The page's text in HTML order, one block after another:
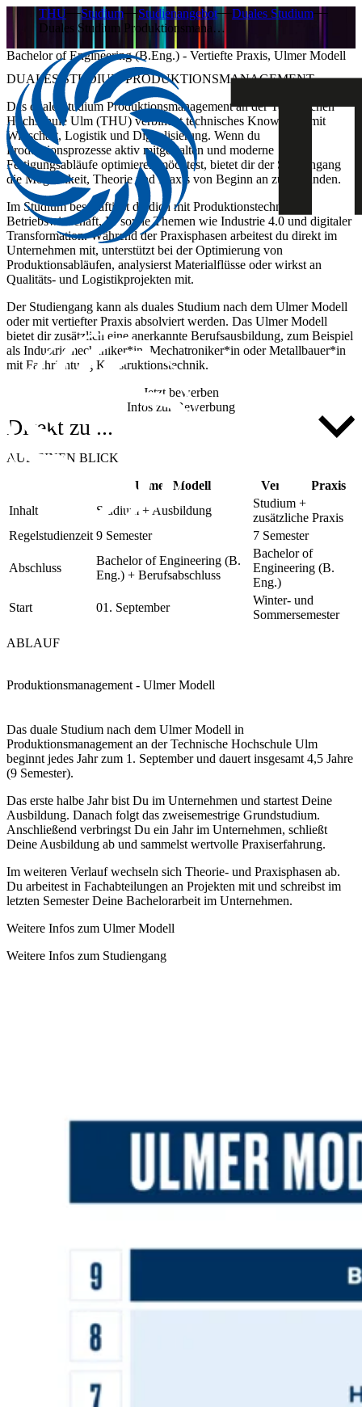
THU Studium Studienangebot
Duales Studium
Duales Studium Produktionsmana…
Bachelor of Engineering (B.Eng.) - Vertiefte Praxis, Ulmer Modell
DUALES STUDIUM PRODUKTIONSMANAGEMENT
Das duale Studium Produktionsmanagement an der Technischen
Hochschule Ulm (THU) verbindet technisches Know-how mit
Wirtschaft, Logistik und Digitalisierung. Wenn du
Produktionsprozesse aktiv mitgestalten und moderne
Fertigungsabläufe optimieren möchtest, bietet dir der Studiengang
die Möglichkeit, Theorie und Praxis von Beginn an zu verbinden.
Im Studium beschäftigst du dich mit Produktionstechnik,
Betriebswirtschaft, IT sowie Themen wie Industrie 4.0 und digitaler
Transformation. Während der Praxisphasen arbeitest du direkt im
Unternehmen mit, unterstützt bei der Optimierung von
Produktionsabläufen, analysierst Materialflüsse oder wirkst an
Qualitäts- und Logistikprojekten mit.
Der Studiengang kann als duales Studium nach dem Ulmer Modell
oder mit vertiefter Praxis absolviert werden. Das Ulmer Modell
bietet dir zusätzlich eine anerkannte Berufsausbildung, zum Beispiel
als Industriemechaniker*in, Mechatroniker*in oder Metallbauer*in
mit Fachrichtung Konstruktionstechnik.
Jetzt bewerben
Infos zur Bewerbung
Direkt zu ...
AUF EINEN BLICK
Ulmer Modell
Vertiefte Praxis
Inhalt
Studium + Ausbildung
Studium +
zusätzliche Praxis
Regelstudienzeit 9 Semester 7 Semester
Abschluss
Bachelor of Engineering (B.
Eng.) + Berufsabschluss
Bachelor of
Engineering (B.
Eng.)
Start
01. September
Winter- und
Sommersemester
ABLAUF
Produktionsmanagement - Ulmer Modell
Das duale Studium nach dem Ulmer Modell in
Produktionsmanagement an der Technische Hochschule Ulm
beginnt jedes Jahr zum 1. September und dauert insgesamt 4,5 Jahre
(9 Semester).
Das erste halbe Jahr bist Du im Unternehmen und startest Deine
Ausbildung. Danach folgt das zweisemestrige Grundstudium.
Anschließend verbringst Du ein Jahr im Unternehmen, schließt
Deine Ausbildung ab und sammelst wertvolle Praxiserfahrung.
Im weiteren Verlauf wechseln sich Theorie- und Praxisphasen ab.
Du arbeitest in Fachabteilungen an Projekten mit und schreibst im
letzten Semester Deine Bachelorarbeit im Unternehmen.
Weitere Infos zum Ulmer Modell
Weitere Infos zum Studiengang